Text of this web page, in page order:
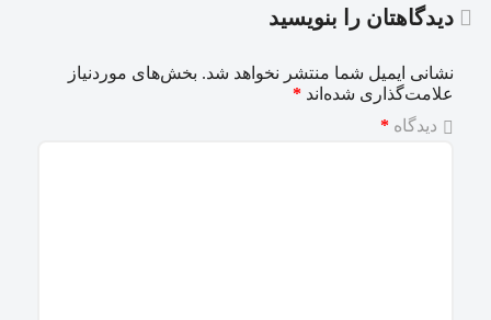
دیدگاهتان را بنویسید
نشانی ایمیل شما منتشر نخواهد شد. بخش‌های موردنیاز
علامت‌گذاری شده‌اند *
دیدگاه *